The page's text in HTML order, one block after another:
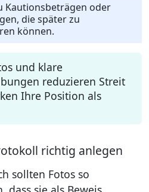
Kautionsbeträgen oder
die später zu
können.
und klare
reduzieren Streit
Ihre Position als
richtig anlegen
sollten Fotos so